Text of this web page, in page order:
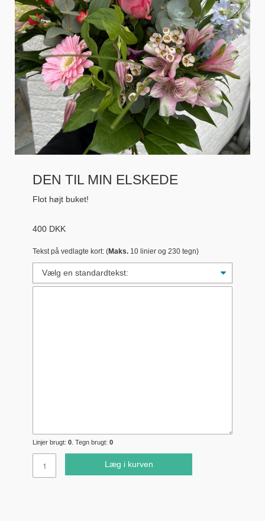
DEN TIL MIN ELSKEDE
Flot højt buket!
400 DKK
Tekst på vedlagte kort: (Maks. 10 linier og 230 tegn)
Linjer brugt: 0 . Tegn brugt: 0
Læg i kurven